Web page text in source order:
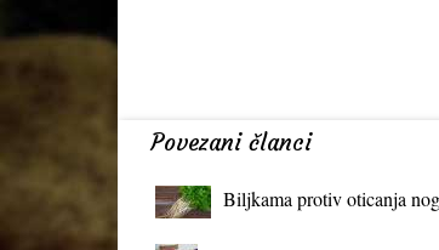
Povezani članci
Biljkama protiv oticanja